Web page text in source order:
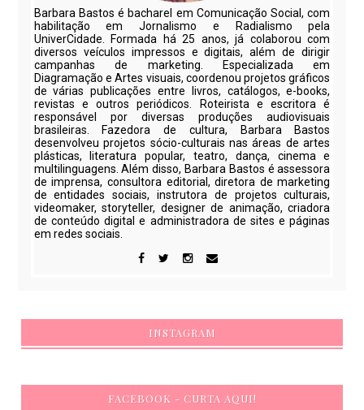
Barbara Bastos é bacharel em Comunicação Social, com
habilitação em Jornalismo e Radialismo pela
UniverCidade. Formada há 25 anos, já colaborou com
diversos veículos impressos e digitais, além de dirigir
campanhas de marketing. Especializada em
Diagramação e Artes visuais, coordenou projetos gráficos
de várias publicações entre livros, catálogos, e-books,
revistas e outros periódicos. Roteirista e escritora é
responsável por diversas produções audiovisuais
brasileiras. Fazedora de cultura, Barbara Bastos
desenvolveu projetos sócio-culturais nas áreas de artes
plásticas, literatura popular, teatro, dança, cinema e
multilinguagens. Além disso, Barbara Bastos é assessora
de imprensa, consultora editorial, diretora de marketing
de entidades sociais, instrutora de projetos culturais,
videomaker, storyteller, designer de animação, criadora
de conteúdo digital e administradora de sites e páginas
em redes sociais.
INSTAGRAM
FACEBOOK - CURTA AQUI!